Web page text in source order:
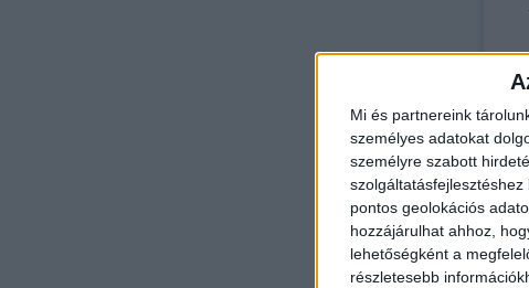
Mi és partnereink
személyes adatokat
személyre szabott
szolgáltatásfejlesztéshez
pontos geolokációs
hozzájárulhat ahhoz,
lehetőségként a
részletesebb
✔️
✔️
✔️
✔️
Ne